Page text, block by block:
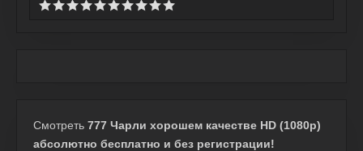
Смотреть 777 Чарли хорошем качестве HD (1080p)
абсолютно бесплатно и без регистрации!